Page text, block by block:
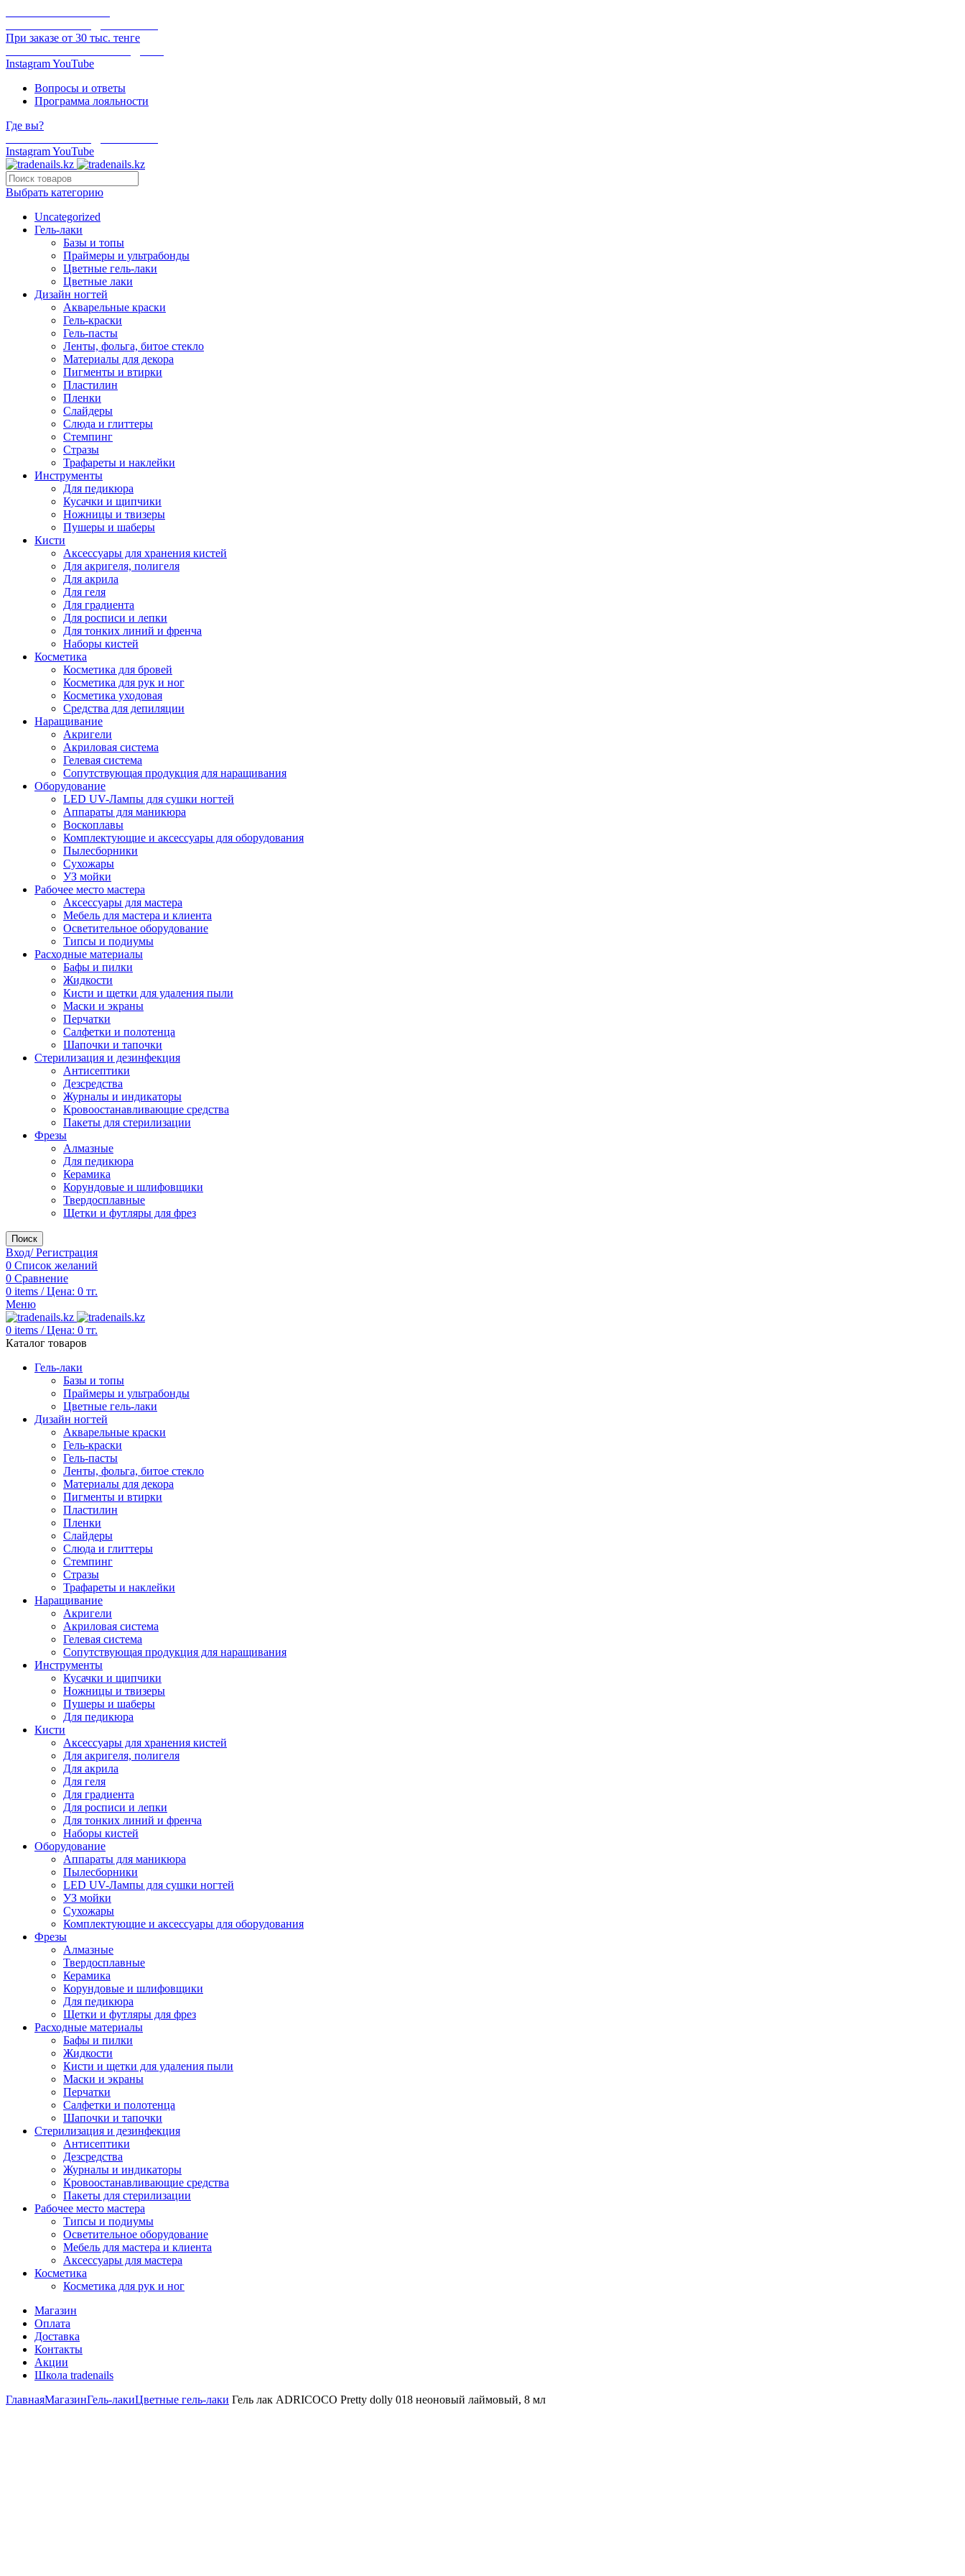
При заказе от 30 тыс. тенге
InstagramYouTube
Вопросы и ответы
Программа лояльности
Где вы?
InstagramYouTube
Выбрать категорию
Uncategorized
Гель-лаки
Базы и топы
Праймеры и ультрабонды
Цветные гель-лаки
Цветные лаки
Дизайн ногтей
Акварельные краски
Гель-краски
Гель-пасты
Ленты, фольга, битое стекло
Материалы для декора
Пигменты и втирки
Пластилин
Пленки
Слайдеры
Слюда и глиттеры
Стемпинг
Стразы
Трафареты и наклейки
Инструменты
Для педикюра
Кусачки и щипчики
Ножницы и твизеры
Пушеры и шаберы
Кисти
Аксессуары для хранения кистей
Для акригеля, полигеля
Для акрила
Для геля
Для градиента
Для росписи и лепки
Для тонких линий и френча
Наборы кистей
Косметика
Косметика для бровей
Косметика для рук и ног
Косметика уходовая
Средства для депиляции
Наращивание
Акригели
Акриловая система
Гелевая система
Сопутствующая продукция для наращивания
Оборудование
LED UV-Лампы для сушки ногтей
Аппараты для маникюра
Воскоплавы
Комплектующие и аксессуары для оборудования
Пылесборники
Сухожары
УЗ мойки
Рабочее место мастера
Аксессуары для мастера
Мебель для мастера и клиента
Осветительное оборудование
Типсы и подиумы
Расходные материалы
Бафы и пилки
Жидкости
Кисти и щетки для удаления пыли
Маски и экраны
Перчатки
Салфетки и полотенца
Шапочки и тапочки
Стерилизация и дезинфекция
Антисептики
Дезсредства
Журналы и индикаторы
Кровоостанавливающие средства
Пакеты для стерилизации
Фрезы
Алмазные
Для педикюра
Керамика
Корундовые и шлифовщики
Твердосплавные
Щетки и футляры для фрез
Поиск
Вход/ Регистрация
0 Список желаний
0 Сравнение
0 items / Цена: 0 тг.
Меню
0 items / Цена: 0 тг.
Каталог товаров
Гель-лаки
Базы и топы
Праймеры и ультрабонды
Цветные гель-лаки
Дизайн ногтей
Акварельные краски
Гель-краски
Гель-пасты
Ленты, фольга, битое стекло
Материалы для декора
Пигменты и втирки
Пластилин
Пленки
Слайдеры
Слюда и глиттеры
Стемпинг
Стразы
Трафареты и наклейки
Наращивание
Акригели
Акриловая система
Гелевая система
Сопутствующая продукция для наращивания
Инструменты
Кусачки и щипчики
Ножницы и твизеры
Пушеры и шаберы
Для педикюра
Кисти
Аксессуары для хранения кистей
Для акригеля, полигеля
Для акрила
Для геля
Для градиента
Для росписи и лепки
Для тонких линий и френча
Наборы кистей
Оборудование
Аппараты для маникюра
Пылесборники
LED UV-Лампы для сушки ногтей
УЗ мойки
Сухожары
Комплектующие и аксессуары для оборудования
Фрезы
Алмазные
Твердосплавные
Керамика
Корундовые и шлифовщики
Для педикюра
Щетки и футляры для фрез
Расходные материалы
Бафы и пилки
Жидкости
Кисти и щетки для удаления пыли
Маски и экраны
Перчатки
Салфетки и полотенца
Шапочки и тапочки
Стерилизация и дезинфекция
Антисептики
Дезсредства
Журналы и индикаторы
Кровоостанавливающие средства
Пакеты для стерилизации
Рабочее место мастера
Типсы и подиумы
Осветительное оборудование
Мебель для мастера и клиента
Аксессуары для мастера
Косметика
Косметика для рук и ног
Магазин
Оплата
Доставка
Контакты
Акции
Школа tradenails
ГлавнаяМагазинГель-лакиЦветные гель-лаки Гель лак ADRICOCO Pretty dolly 018 неоновый лаймовый, 8 мл